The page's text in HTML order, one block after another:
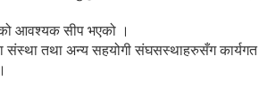
आवश्यक सीप भएको ।
तथा अन्य सहयोगी संघसस्थाहरुसँग कार्यगत